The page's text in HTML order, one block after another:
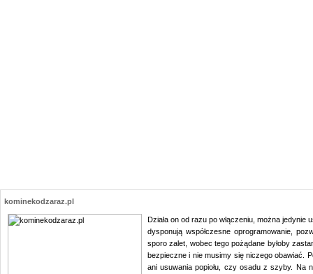
kominekodzaraz.pl
Działa on od razu po włączeniu, można
dysponują współczesne oprogramowanie,
sporo zalet, wobec tego pożądane byłoby
bezpieczne i nie musimy się niczego obawiać.
ani usuwania popiołu, czy osadu z szyby. Na